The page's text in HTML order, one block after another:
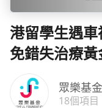
港留學生遇
免錯失治療
眾樂基金
18個項目